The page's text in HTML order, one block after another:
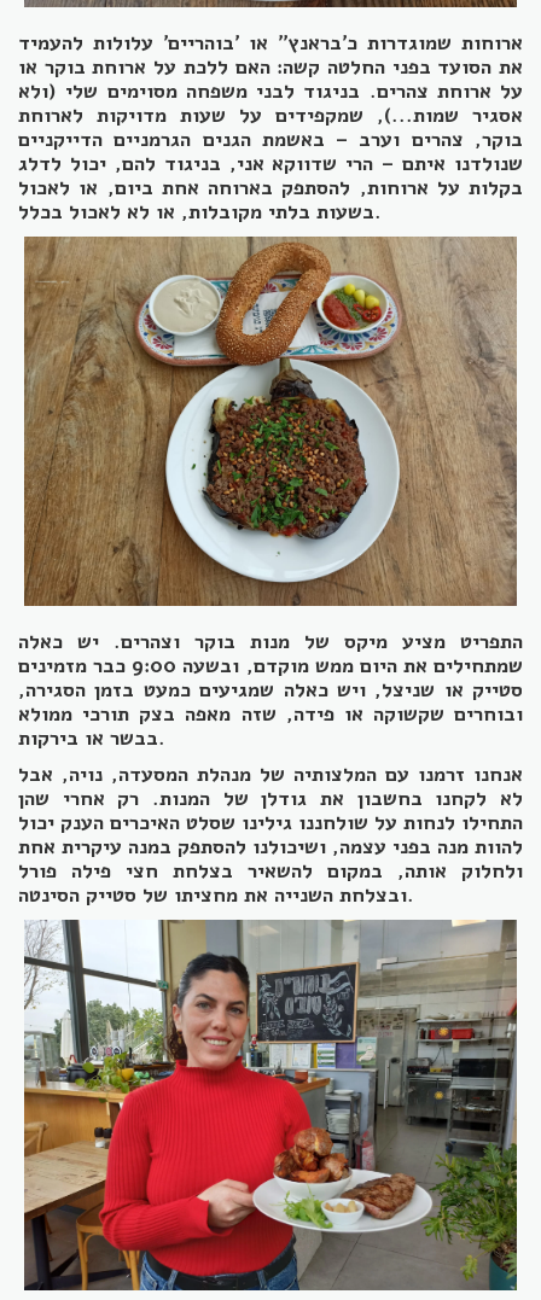
ארוחות שמוגדרות כ'בראנץ'' או 'בוהריים' עלולות להעמיד
את הסועד בפני החלטה קשה: האם ללכת על ארוחת בוקר או
על ארוחת צהרים. בניגוד לבני משפחה מסוימים שלי (ולא
אסגיר שמות...), שמקפידים על שעות מדויקות לארוחת
בוקר, צהרים וערב – באשמת הגנים הגרמניים הדייקניים
שנולדנו איתם – הרי שדווקא אני, בניגוד להם, יכול לדלג
בקלות על ארוחות, להסתפק בארוחה אחת ביום, או לאכול
בשעות בלתי מקובלות, או לא לאכול בכלל.
התפריט מציע מיקס של מנות בוקר וצהרים. יש כאלה
שמתחילים את היום ממש מוקדם, ובשעה 9:00 כבר מזמינים
סטייק או שניצל, ויש כאלה שמגיעים כמעט בזמן הסגירה,
ובוחרים שקשוקה או פידה, שזה מאפה בצק תורכי ממולא
בבשר או בירקות.
אנחנו זרמנו עם המלצותיה של מנהלת המסעדה, נויה, אבל
לא לקחנו בחשבון את גודלן של המנות. רק אחרי שהן
התחילו לנחות על שולחננו גילינו שסלט האיכרים הענק יכול
להוות מנה בפני עצמה, ושיכולנו להסתפק במנה עיקרית אחת
ולחלוק אותה, במקום להשאיר בצלחת חצי פילה פורל
ובצלחת השנייה את מחציתו של סטייק הסינטה.